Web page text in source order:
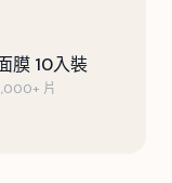
膜 10入裝
片